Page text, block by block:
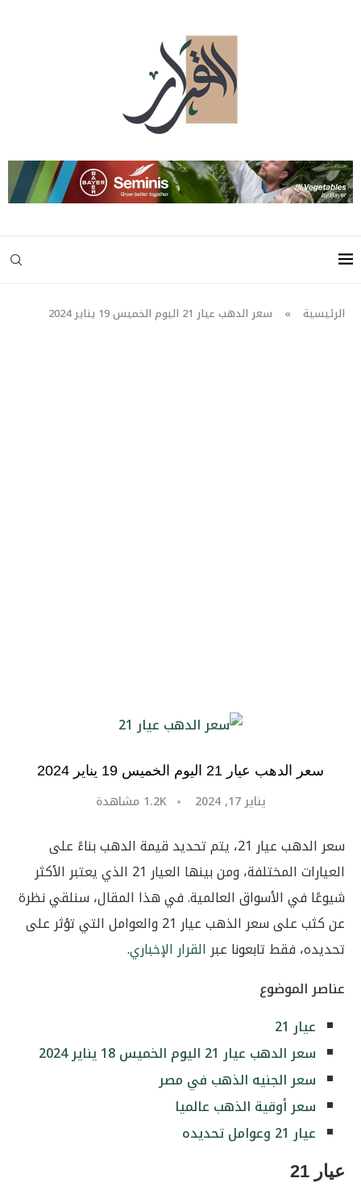
الرئيسية » سعر الدهب عيار 21 اليوم الخميس 19 يناير 2024
سعر الدهب عيار 21 اليوم الخميس 19 يناير 2024
يناير 17, 2024 1.2K مشاهدة
سعر الدهب عيار 21، يتم تحديد قيمة الدهب بناءً على
العيارات المختلفة، ومن بينها العيار 21 الذي يعتبر الأكثر
شيوعًا في الأسواق العالمية. في هذا المقال، سنلقي نظرة
عن كثب على سعر الذهب عيار 21 والعوامل التي تؤثر على
تحديده، فقط تابعونا عبرالقرار الإخباري.
عناصر الموضوع
عيار 21
سعر الدهب عيار 21 اليوم الخميس 18 يناير 2024
سعر الجنيه الذهب في مصر
سعر أوقية الذهب عالميا
عيار 21 وعوامل تحديده
عيار 21